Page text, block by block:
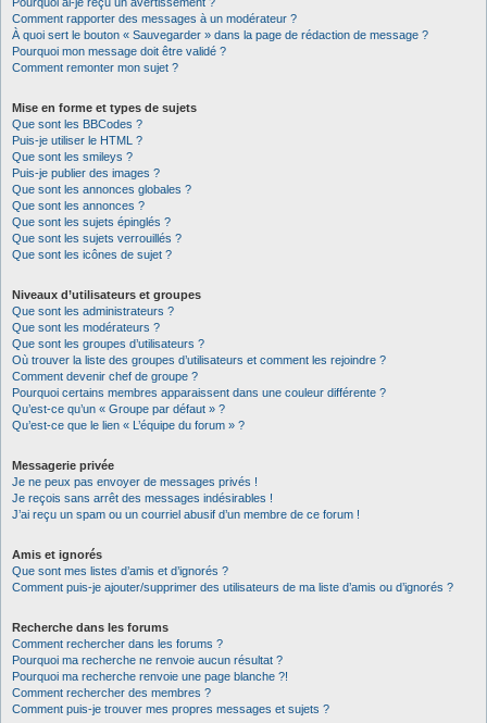
Comment rapporter des messages à un modérateur ?
À quoi sert le bouton « Sauvegarder » dans la page de rédaction de message ?
Pourquoi mon message doit être validé ?
Comment remonter mon sujet ?
Mise en forme et types de sujets
Que sont les BBCodes ?
Puis-je utiliser le HTML ?
Que sont les smileys ?
Puis-je publier des images ?
Que sont les annonces globales ?
Que sont les annonces ?
Que sont les sujets épinglés ?
Que sont les sujets verrouillés ?
Que sont les icônes de sujet ?
Niveaux d’utilisateurs et groupes
Que sont les administrateurs ?
Que sont les modérateurs ?
Que sont les groupes d’utilisateurs ?
Où trouver la liste des groupes d’utilisateurs et comment les rejoindre ?
Comment devenir chef de groupe ?
Pourquoi certains membres apparaissent dans une couleur différente ?
Qu’est-ce qu’un « Groupe par défaut » ?
Qu’est-ce que le lien « L’équipe du forum » ?
Messagerie privée
Je ne peux pas envoyer de messages privés !
Je reçois sans arrêt des messages indésirables !
J’ai reçu un spam ou un courriel abusif d’un membre de ce forum !
Amis et ignorés
Que sont mes listes d’amis et d’ignorés ?
Comment puis-je ajouter/supprimer des utilisateurs de ma liste d’amis ou d’ignorés ?
Recherche dans les forums
Comment rechercher dans les forums ?
Pourquoi ma recherche ne renvoie aucun résultat ?
Pourquoi ma recherche renvoie une page blanche ?!
Comment rechercher des membres ?
Comment puis-je trouver mes propres messages et sujets ?